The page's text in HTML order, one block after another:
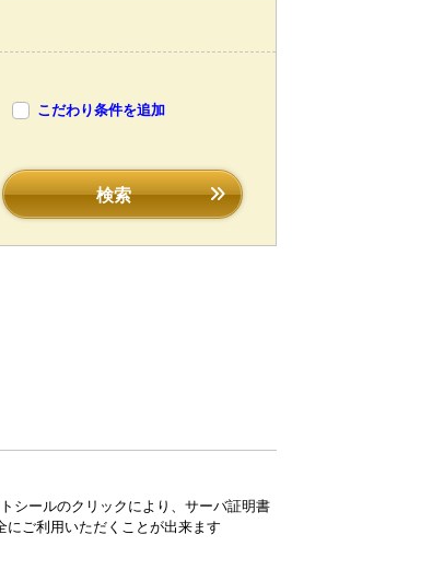
こだわり条件を追加
検索
シールのクリックにより、サーバ証明書
ご利用いただくことが出来ます